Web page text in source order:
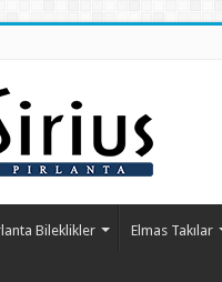
Bileklikler Elmas Takılar